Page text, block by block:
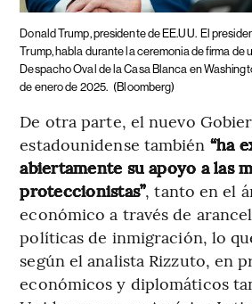
Donald Trump, presidente de EE.UU. El
Trump, habla durante la ceremonia de firma de
Despacho Oval de la Casa Blanca en
de enero de 2025. (Bloomberg)
De otra parte, el nuevo
estadounidense también “ha
abiertamente su apoyo a las
proteccionistas”, tanto en el
económico a través de
políticas de inmigración, lo
según el analista Rizzuto, en
económicos y diplomáticos